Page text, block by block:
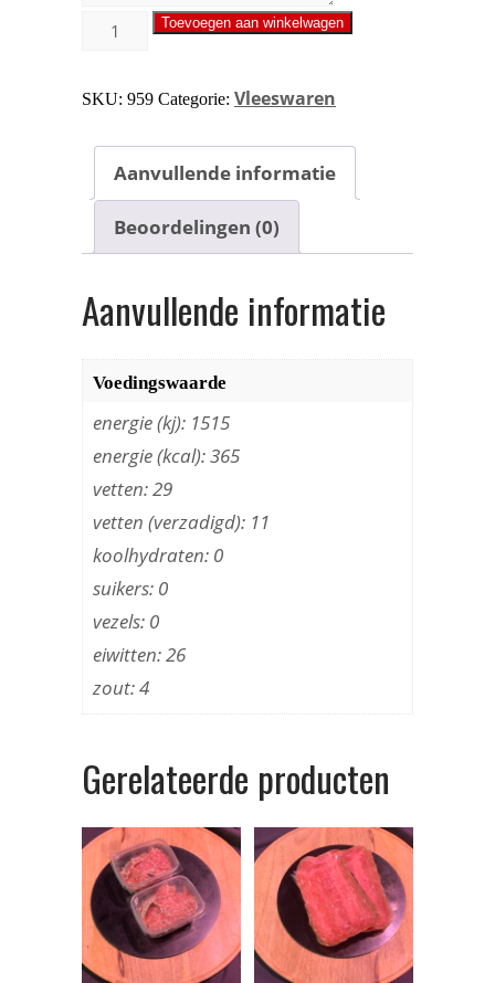
Toevoegen aan winkelwagen
SKU: 959 Categorie: Vleeswaren
Aanvullende informatie
Beoordelingen (0)
Aanvullende informatie
Voedingswaarde
energie (kj): 1515
energie (kcal): 365
vetten: 29
vetten (verzadigd): 11
koolhydraten: 0
suikers: 0
vezels: 0
eiwitten: 26
zout: 4
Gerelateerde producten